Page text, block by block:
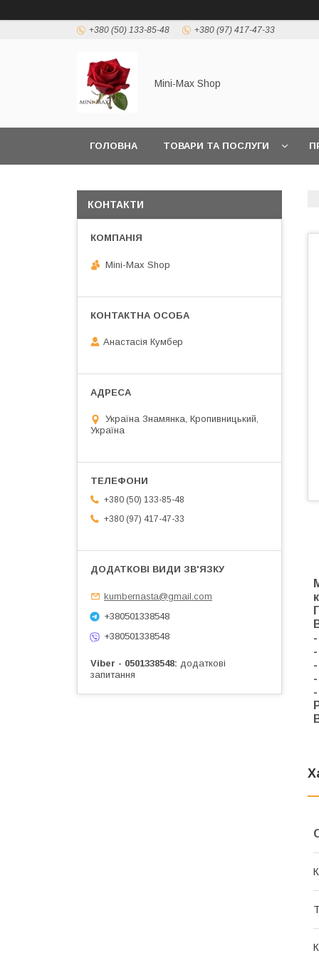
+380 (50) 133-85-48 +380 (97) 417-47-33
Mini-Max Shop
ГОЛОВНА ТОВАРИ ТА ПОСЛУГИ
КОНТАКТИ
Mini-Max Shop
Анастасія Кумбер
Україна Знамянка, Кропивницький,
Україна
+380 (50) 133-85-48
+380 (97) 417-47-33
kumbernasta@gmail.com
+380501338548
+380501338548
Viber - 0501338548
додаткові
запитання